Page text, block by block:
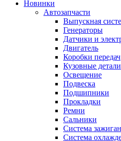
Новинки
Автозапчасти
Выпускная
Генераторы
Датчики и
Двигатель
Коробки передач
Кузовные детали
Освещение
Подвеска
Подшипники
Прокладки
Ремни
Сальники
Система
Система